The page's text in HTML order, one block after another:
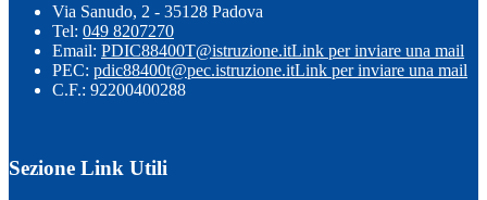
Via Sanudo, 2 - 35128 Padova
Tel: 049 8207270
Email: PDIC88400T@istruzione.itLink per inviare una mail
PEC: pdic88400t@pec.istruzione.itLink per inviare una mail
C.F.: 92200400288
Sezione Link Utili